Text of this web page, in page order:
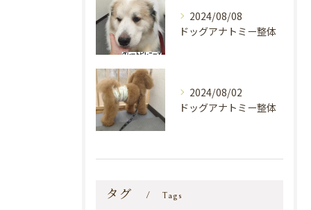
2024/08/08
ドッグアナトミー整体
2024/08/02
ドッグアナトミー整体
タグ Tags